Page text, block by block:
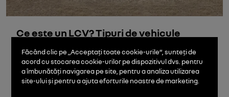
Ce este un LCV? Tipuri de vehicule
10.06.2025
Făcând clic pe „Acceptați toate cookie-urile”, sunteți de
acord cu stocarea cookie-urilor pe dispozitivul dvs. pentru
a îmbunătăți navigarea pe site, pentru a analiza utilizarea
site-ului și pentru a ajuta eforturile noastre de marketing.